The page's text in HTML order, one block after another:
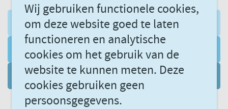
Wij gebruiken functionele cookies,
om deze website goed te laten
functioneren en analytische
cookies om het gebruik van de
website te kunnen meten. Deze
cookies gebruiken geen
persoonsgegevens.
AANMELDEN NIEUWSBRIEF
VOLG ONS VIA LINKEDIN
DATAGEDREVEN LEREN